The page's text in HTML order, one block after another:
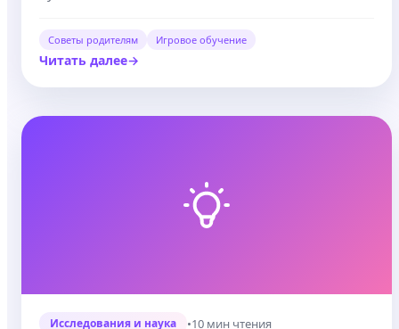
Советы родителям Игровое обучение
Читать далее
Исследования и наука •10 мин чтения